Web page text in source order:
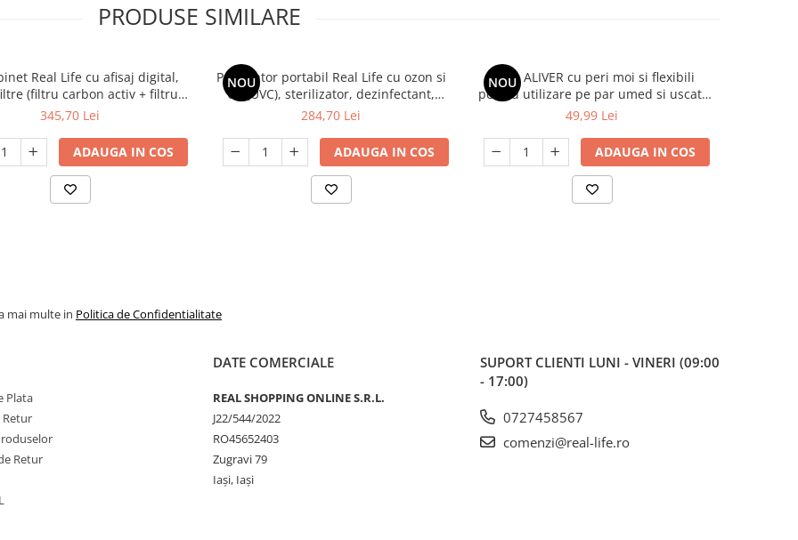
PRODUSE SIMILARE
Real Life cu afisaj digital,
(filtru carbon activ + filtru
lumina UV, 8 nivele de filtrare,
grele, conectori multipli
345,70 Lei
ADAUGA IN COS
NOU
Purificator portabil Real Life cu ozon si
UV (UVC), sterilizator, dezinfectant,
antibacterian, dezodorizant, baterie,
284,70 Lei
ADAUGA IN COS
NOU
Perie ALIVER cu peri moi si flexibili
pentru utilizare pe par umed si uscat,
ventilata pentru descurcarea parului
de la nivelul scalpului, stimuleaza
circulatia
49,99 Lei
ADAUGA IN COS
mai multe in Politica de Confidentialitate
Plata
Retur
Retur
DATE COMERCIALE
REAL SHOPPING ONLINE S.R.L.
J22/544/2022
RO45652403
Zugravi 79
Iași, Iași
SUPORT CLIENTI LUNI - VINERI (09:00
- 17:00)
0727458567
comenzi@real-life.ro